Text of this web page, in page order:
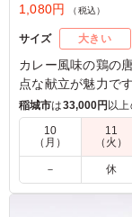
1,080円
（税込）
サイズ 大きい
カレー風味の鶏の
点な献立が魅力で
も楽しめます。ラ
みんなが笑顔にな
カリッと揚がっ
稲城市は33,000円以
10
（月）
11
（火）
－ 休